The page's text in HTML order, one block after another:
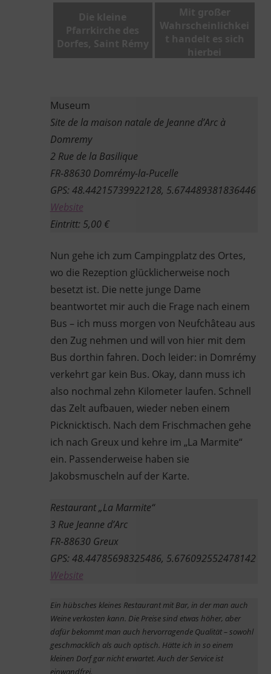
Museum
Site de la maison natale de Jeanne d’Arc à
Domremy
2 Rue de la Basilique
FR-88630 Domrémy-la-Pucelle
GPS: 48.44215739922128, 5.674489381836446
Website
Eintritt: 5,00 €
Nun gehe ich zum Campingplatz des Ortes,
wo die Rezeption glücklicherweise noch
besetzt ist. Die nette junge Dame
beantwortet mir auch die Frage nach einem
Bus – ich muss morgen von Neufchâteau aus
den Zug nehmen und will von hier mit dem
Bus dorthin fahren. Doch leider: in Domrémy
verkehrt gar kein Bus. Okay, dann muss ich
also nochmal zehn Kilometer laufen. Schnell
das Zelt aufbauen, wieder neben einem
Picknicktisch. Nach dem Frischmachen gehe
ich nach Greux und kehre im „La Marmite“
ein. Passenderweise haben sie
Jakobsmuscheln auf der Karte.
Restaurant „La Marmite“
3 Rue Jeanne d’Arc
FR-88630 Greux
GPS: 48.44785698325486, 5.676092552478142
Website
Ein hübsches kleines Restaurant mit Bar, in der man auch
Weine verkosten kann. Die Preise sind etwas höher, aber
dafür bekommt man auch hervorragende Qualität – sowohl
geschmacklich als auch optisch. Hätte ich in so einem
kleinen Dorf gar nicht erwartet. Auch der Service ist
einwandfrei.